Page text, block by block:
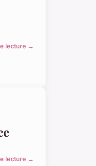
lecture →
lecture →